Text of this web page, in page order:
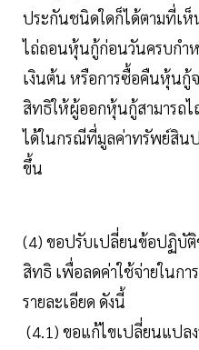
ประกันชนิดใดก็ได้ตามที่เ
ไถ่ถอนหุ้นกู้ก่อนวันครบกำ
เงินต้น หรือการซื้อคืนหุ้นกู้จ
สิทธิให้ผู้ออกหุ้นกู้สามารถ
ได้ในกรณีที่มูลค่าทรัพย์สิน
ขึ้น
(4) ขอปรับเปลี่ยนข้อปฏิบั
สิทธิ เพื่อลดค่าใช้จ่ายในก
รายละเอียด ดังนี้
(4.1) ขอแก้ไขเปลี่ยนแปล